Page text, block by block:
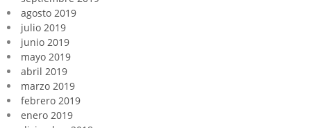
agosto 2019
julio 2019
junio 2019
mayo 2019
abril 2019
marzo 2019
febrero 2019
enero 2019